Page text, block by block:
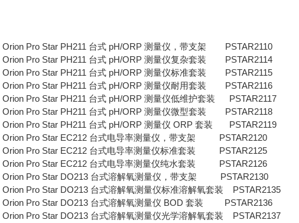
Orion Pro Star PH211 台式 pH/ORP 测量仪，带支架 PSTAR2110
Orion Pro Star PH211 台式 pH/ORP 测量仪复杂套装 PSTAR2114
Orion Pro Star PH211 台式 pH/ORP 测量仪标准套装 PSTAR2115
Orion Pro Star PH211 台式 pH/ORP 测量仪耐用套装 PSTAR2116
Orion Pro Star PH211 台式 pH/ORP 测量仪低维护套装 PSTAR2117
Orion Pro Star PH211 台式 pH/ORP 测量仪微型套装 PSTAR2118
Orion Pro Star PH211 台式 pH/ORP 测量仪 ORP 套装 PSTAR2119
Orion Pro Star EC212 台式电导率测量仪，带支架 PSTAR2120
Orion Pro Star EC212 台式电导率测量仪标准套装 PSTAR2125
Orion Pro Star EC212 台式电导率测量仪纯水套装 PSTAR2126
Orion Pro Star DO213 台式溶解氧测量仪，带支架 PSTAR2130
Orion Pro Star DO213 台式溶解氧测量仪标准溶解氧套装 PSTAR2135
Orion Pro Star DO213 台式溶解氧测量仪 BOD 套装 PSTAR2136
Orion Pro Star DO213 台式溶解氧测量仪光学溶解氧套装 PSTAR2137